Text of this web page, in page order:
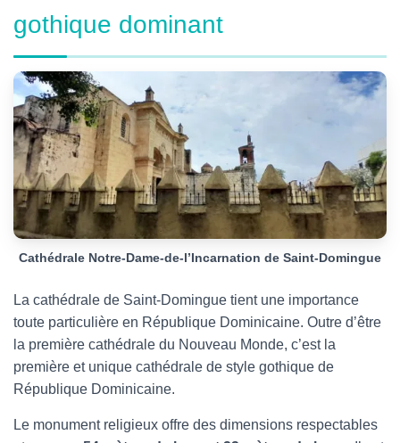
gothique dominant
Cathédrale Notre-Dame-de-l’Incarnation de Saint-Domingue
La cathédrale de Saint-Domingue tient une importance
toute particulière en République Dominicaine. Outre d’être
la première cathédrale du Nouveau Monde, c’est la
première et unique cathédrale de style gothique de
République Dominicaine.
Le monument religieux offre des dimensions respectables